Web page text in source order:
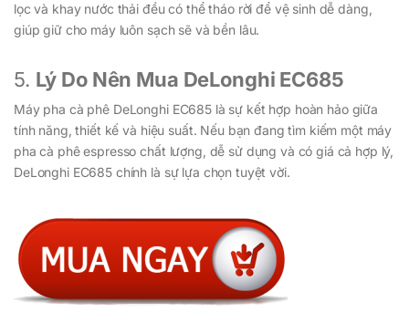
lọc và khay nước thải đều có thể tháo rời để vệ sinh dễ dàng,
giúp giữ cho máy luôn sạch sẽ và bền lâu.
5. Lý Do Nên Mua DeLonghi EC685
Máy pha cà phê DeLonghi EC685 là sự kết hợp hoàn hảo giữa
tính năng, thiết kế và hiệu suất. Nếu bạn đang tìm kiếm một máy
pha cà phê espresso chất lượng, dễ sử dụng và có giá cả hợp lý,
DeLonghi EC685 chính là sự lựa chọn tuyệt vời.